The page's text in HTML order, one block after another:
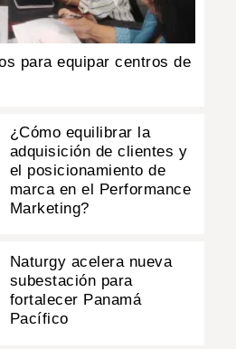
para equipar centros de
¿Cómo equilibrar la
adquisición de clientes y
el posicionamiento de
marca en el Performance
Marketing?
Naturgy acelera nueva
subestación para
fortalecer Panamá
Pacífico